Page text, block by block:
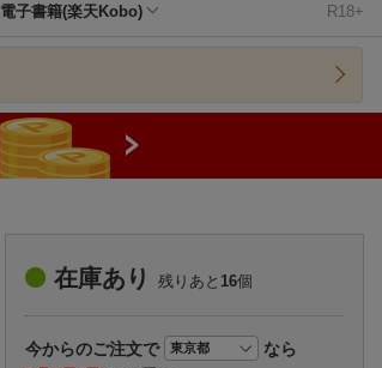
楽天チケット
エンタメニュース
推し楽
電子書籍(楽天Kobo) R18+
在庫あり 残りあと 16個
今からのご注文で
なら